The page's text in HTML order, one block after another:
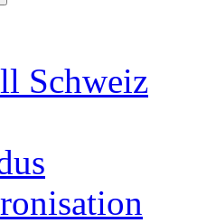
Schweiz